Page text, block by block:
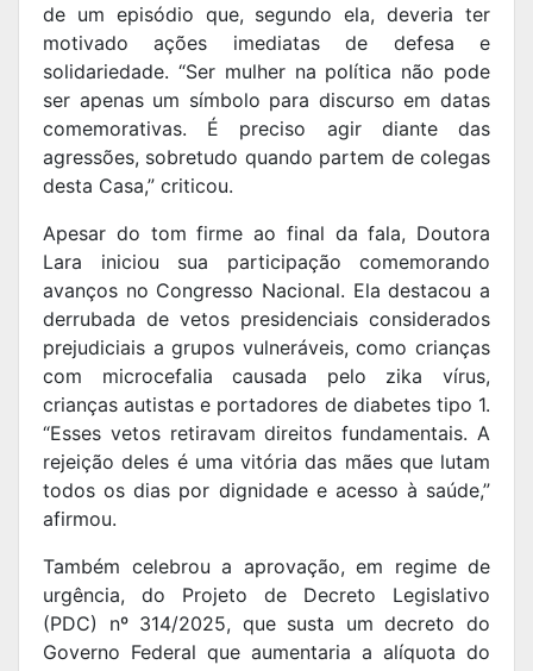
de um episódio que, segundo ela, deveria ter
motivado ações imediatas de defesa e
solidariedade. “Ser mulher na política não pode
ser apenas um símbolo para discurso em datas
comemorativas. É preciso agir diante das
agressões, sobretudo quando partem de colegas
desta Casa,” criticou.
Apesar do tom firme ao final da fala, Doutora
Lara iniciou sua participação comemorando
avanços no Congresso Nacional. Ela destacou a
derrubada de vetos presidenciais considerados
prejudiciais a grupos vulneráveis, como crianças
com microcefalia causada pelo zika vírus,
crianças autistas e portadores de diabetes tipo 1.
“Esses vetos retiravam direitos fundamentais. A
rejeição deles é uma vitória das mães que lutam
todos os dias por dignidade e acesso à saúde,”
afirmou.
Também celebrou a aprovação, em regime de
urgência, do Projeto de Decreto Legislativo
(PDC) nº 314/2025, que susta um decreto do
Governo Federal que aumentaria a alíquota do